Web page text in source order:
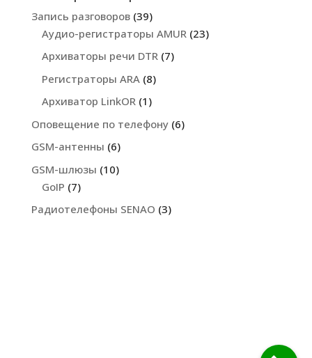
Запись разговоров (39)
Аудио-регистраторы AMUR (23)
Архиваторы речи DTR (7)
Регистраторы ARA (8)
Архиватор LinkOR (1)
Оповещение по телефону (6)
GSM-антенны (6)
GSM-шлюзы (10)
GoIP (7)
Радиотелефоны SENAO (3)